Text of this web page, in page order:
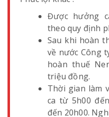
Được hưởng
theo quy định
Sau khi hoàn
về nước Công
hoàn thuế
triệu đồng.
Thời gian làm
ca từ 5h00
đến 20h00.